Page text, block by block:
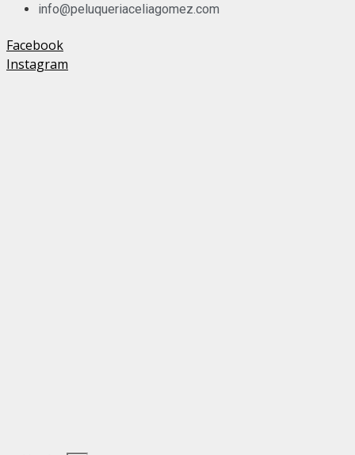
info@peluqueriaceliagomez.com
Facebook
Instagram